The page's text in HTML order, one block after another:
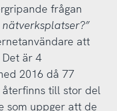
frågan
att
Det är 4
2016 då 77
återfinns till stor del
som uppger att de